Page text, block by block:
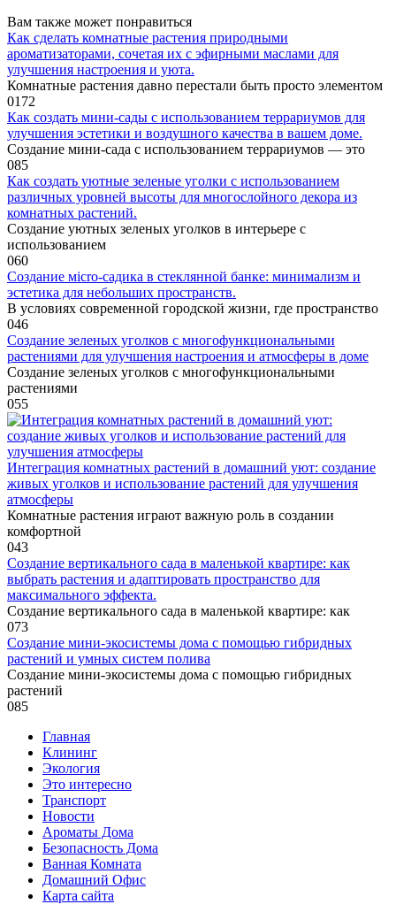
Вам также может понравиться
Как сделать комнатные растения природными
ароматизаторами, сочетая их с эфирными маслами для
улучшения настроения и уюта.
Комнатные растения давно перестали быть просто элементом
0172
Как создать мини-сады с использованием террариумов для
улучшения эстетики и воздушного качества в вашем доме.
Создание мини-сада с использованием террариумов — это
085
Как создать уютные зеленые уголки с использованием
различных уровней высоты для многослойного декора из
комнатных растений.
Создание уютных зеленых уголков в интерьере с
использованием
060
Создание мicro-садика в стеклянной банке: минимализм и
эстетика для небольших пространств.
В условиях современной городской жизни, где пространство
046
Создание зеленых уголков с многофункциональными
растениями для улучшения настроения и атмосферы в доме
Создание зеленых уголков с многофункциональными
растениями
055
Интеграция комнатных растений в домашний уют: создание
живых уголков и использование растений для улучшения
атмосферы
Комнатные растения играют важную роль в создании
комфортной
043
Создание вертикального сада в маленькой квартире: как
выбрать растения и адаптировать пространство для
максимального эффекта.
Создание вертикального сада в маленькой квартире: как
073
Создание мини-экосистемы дома с помощью гибридных
растений и умных систем полива
Создание мини-экосистемы дома с помощью гибридных
растений
085
Главная
Клининг
Экология
Это интересно
Транспорт
Новости
Ароматы Дома
Безопасность Дома
Ванная Комната
Домашний Офис
Карта сайта